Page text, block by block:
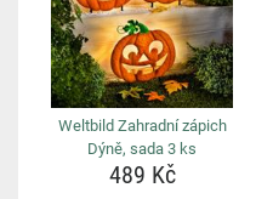
Weltbild Zahradní zápich
Dýně, sada 3 ks
489 Kč